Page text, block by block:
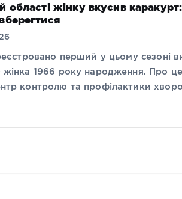
області жінку вкусив
перший у цьому сезоні
1966 року народження. Про
контролю та профілактики